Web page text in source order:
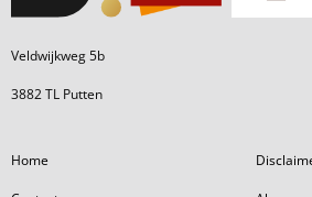
Veldwijkweg 5b
3882 TL Putten
Home